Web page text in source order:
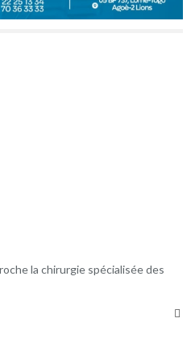
la chirurgie spécialisée des